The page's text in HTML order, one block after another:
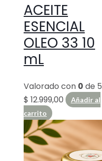
ACEITE
ESENCIAL
OLEO 33 10
mL
Valorado con 0 de 5
$ 12.999,00
Añadir al
carrito